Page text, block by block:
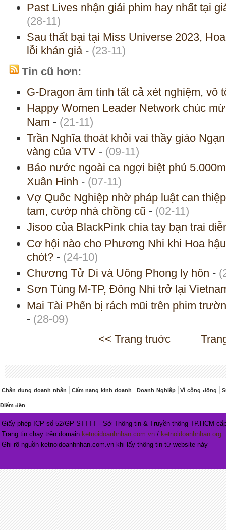
Past Lives nhận giải phim hay nhất tại
(28-11)
Sau thất bại tại Miss Universe 2023,
lỗi khán giả - (23-11)
Tin cũ hơn:
G-Dragon âm tính tất cả xét nghiệm, vô
Happy Women Leader Network chúc
Nam - (21-11)
Trần Nghĩa thoát khỏi vai thầy giáo
vàng của VTV - (09-11)
Báo nước ngoài ca ngợi biệt phủ
Xuân Hinh - (07-11)
Vợ Quốc Nghiệp nhờ pháp luật can
tam, cướp nhà chồng cũ - (02-11)
Jisoo của BlackPink chia tay bạn trai
Cơ hội nào cho Phương Nhi khi Hoa
chót? - (24-10)
Chương Tử Di và Uông Phong ly hôn -
Sơn Tùng M-TP, Đông Nhi trở lại
Mai Tài Phến bị rách mũi trên phim
- (28-09)
<< Trang truớc
Chân dung doanh nhân Cẩm nang kinh doanh Doanh Nghiệp Vì cộng đồng
Điểm đến
Giấy phép ICP số 52/GP-STTTT - Sở Thông tin & Truyền thông TP.HCM
Trang tin chạy trên domain ketnoidoanhnhan.com.vn / ketnoidoanhnhan.org
Ghi rõ nguồn ketnoidoanhnhan.com.vn khi lấy thông tin từ website này